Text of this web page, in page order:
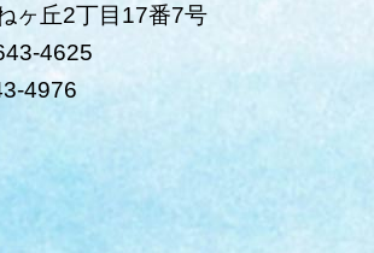
ヶ丘2丁目17番7号
4625
4976